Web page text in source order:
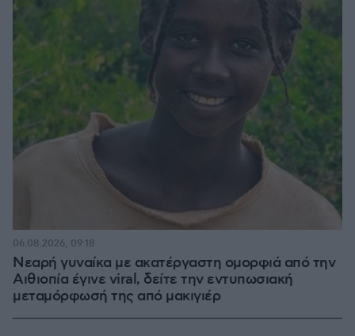
Νεαρή γυναίκα με ακατέργαστη ομορφιά από την
Αιθιοπία έγινε viral, δείτε την εντυπωσιακή
μεταμόρφωσή της από μακιγιέρ
06.08.2026, 09:18